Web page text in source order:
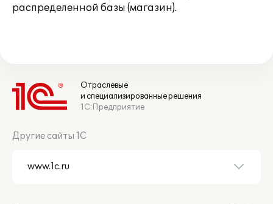
распределенной базы (магазин).
Отраслевые
и специализированные решения
1С:Предприятие
Другие сайты 1С